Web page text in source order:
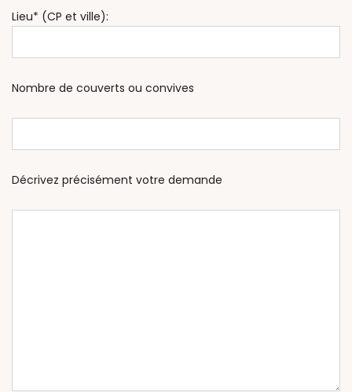
Lieu* (CP et ville):
Nombre de couverts ou convives
Décrivez précisément votre demande